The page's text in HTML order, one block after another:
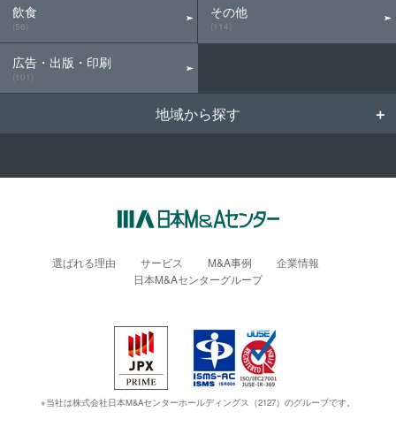
飲食
(56)
広告・出版・印刷
(101)
その他
(114)
地域から探す
選ばれる理由 サービス M&A事例
企業情報
日本M&Aセンターグループ
※当社は株式会社日本M&Aセンターホールディングス（2127）のグループです。